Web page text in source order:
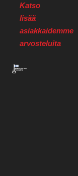
Katso
lisää
asiakkaidemme
arvosteluita